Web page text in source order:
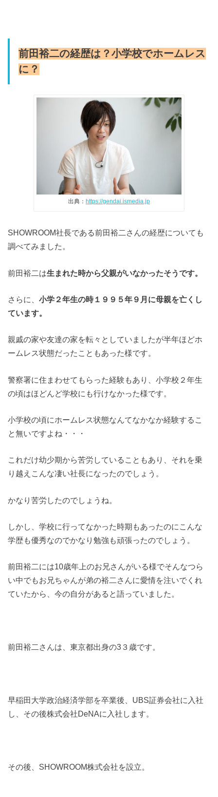
前田裕二の経歴は？小学校でホームレス
に？
出典： https://gendai.ismedia.jp
SHOWROOM社長である前田裕二さんの経歴についても
調べてみました。
前田裕二は生まれた時から父親がいなかったそうです。
さらに、小学２年生の時１９９５年９月に母親を亡くし
ています。
親戚の家や友達の家を転々としていましたが半年ほどホ
ームレス状態だったこともあった様です。
警察署に住まわせてもらった経験もあり、小学校２年生
の頃はほどんど学校にも行けなかった様です。
小学校の頃にホームレス状態なんてなかなか経験するこ
と無いですよね・・・
これだけ幼少期から苦労していることもあり、それを乗
り越えこんな凄い社長になったのでしょう。
かなり苦労したのでしょうね。
しかし、学校に行ってなかった時期もあったのにこんな
学歴も優秀なのでかなり勉強も頑張ったのでしょう。
前田裕二には10歳年上のお兄さんがいる様でそんなつら
い中でもお兄ちゃんが弟の裕二さんに愛情を注いでくれ
ていたから、今の自分があると語っていました。
前田裕二さんは、東京都出身の3３ 歳です。
早稲田大学政治経済学部を卒業後、 UBS証券会社に入社
し、その後株式会社DeNAに入社します。
その後、 SHOWROOM株式会社を設立。